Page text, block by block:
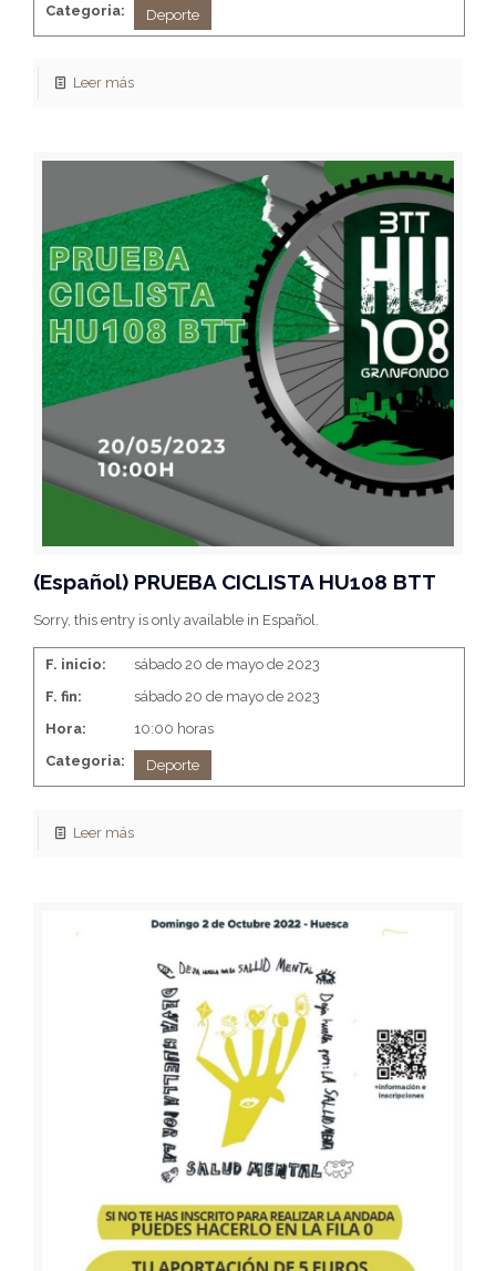
Categoria:
Deporte
Leer más
(Español) PRUEBA CICLISTA HU108 BTT
Sorry, this entry is only available in Español.
F. inicio:
sábado 20 de mayo de 2023
F. fin:
sábado 20 de mayo de 2023
Hora:
10:00 horas
Categoria:
Deporte
Leer más